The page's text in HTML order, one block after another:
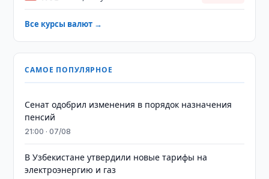
Все курсы валют →
САМОЕ ПОПУЛЯРНОЕ
Сенат одобрил изменения в порядок назначения
пенсий
21:00 · 07/08
В Узбекистане утвердили новые тарифы на
электроэнергию и газ